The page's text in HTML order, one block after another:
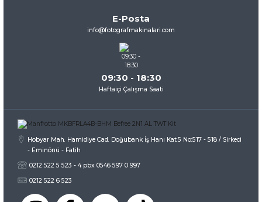
Ürün fiyatı diğer sitelerden daha pahalı.
E-Posta
info@fotografmakinalari.com
09:30 - 18:30
Haftaiçi Çalışma Saati
Hobyar Mah. Hamidiye Cad. Doğubank İş Hanı Kat:5 No:517 - 518 / Sirkeci
- Eminönü - Fatih
0212 522 5 523 - 4 pbx 0546 597 0 997
0212 522 6 523